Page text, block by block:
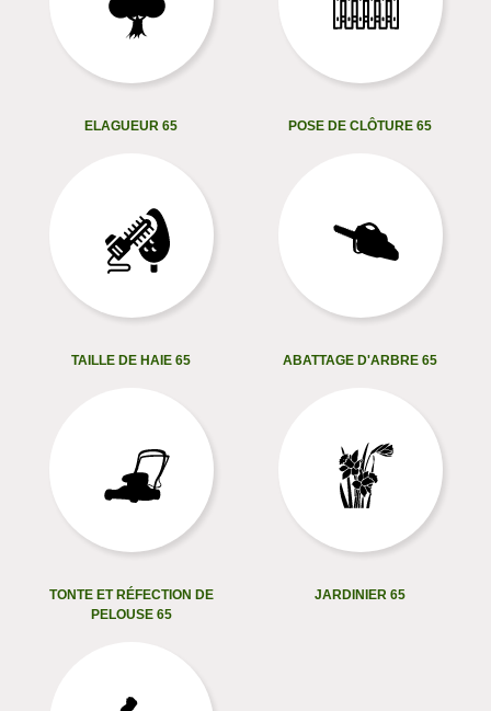
ELAGUEUR 65 POSE DE CLÔTURE 65
TAILLE DE HAIE 65 ABATTAGE D'ARBRE 65
TONTE ET RÉFECTION DE
PELOUSE 65
JARDINIER 65